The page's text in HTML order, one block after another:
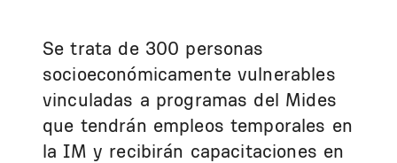
Se trata de 300 personas
socioeconómicamente vulnerables
vinculadas a programas del Mides
que tendrán empleos temporales en
la IM y recibirán capacitaciones en